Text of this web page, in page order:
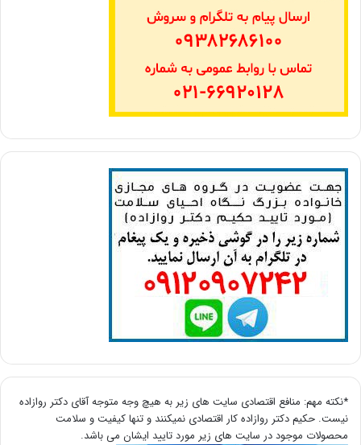
*نکته مهم: منافع اقتصادی سایت های زیر به هیچ وجه متوجه آقای دکتر روازاده
نیست. حکیم دکتر روازاده کار اقتصادی نمیکنند و تنها کیفیت و سلامت
محصولات موجود در سایت های زیر مورد تایید ایشان می باشد.